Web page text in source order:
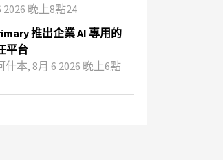
2026 晚上8點24
推出企業 AI 專用的
平台
本, 8月 6 2026 晚上6點